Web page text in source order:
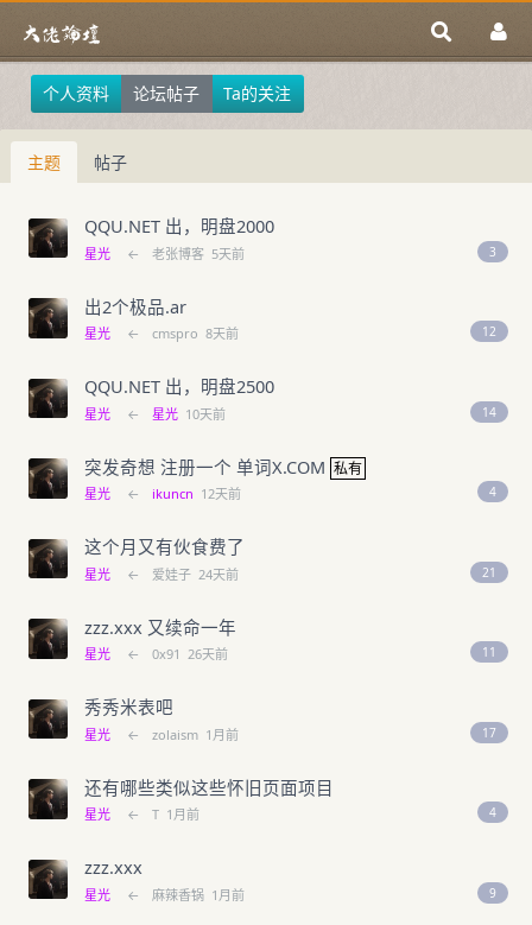
个人资料 论坛帖子 Ta的关注
主题 帖子
QQU.NET 出，明盘2000
星光 ← 老张博客 5天前 3
出2个极品.ar
星光 ← cmspro 8天前 12
QQU.NET 出，明盘2500
星光 ← 星光 10天前 14
突发奇想 注册一个 单词X.COM 私有
星光 ← ikuncn 12天前 4
这个月又有伙食费了
星光 ← 爱娃子 24天前 21
zzz.xxx 又续命一年
星光 ← 0x91 26天前 11
秀秀米表吧
星光 ← zolaism 1月前 17
还有哪些类似这些怀旧页面项目
星光 ← T 1月前 4
zzz.xxx
星光 ← 麻辣香锅 1月前 9